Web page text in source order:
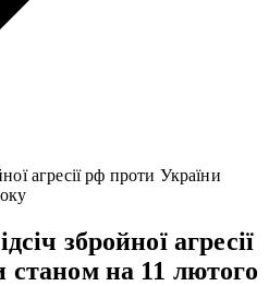
агресії рф проти України
збройної агресії
на 11 лютого